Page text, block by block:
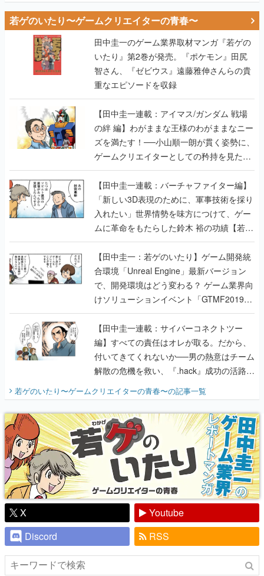
若ゲのいたり〜ゲームクリエイターの青春〜
田中圭一のゲーム業界取材マンガ『若ゲの
いたり』第2巻が発売。『ポケモン』田尻
智さん、『ゼビウス』遠藤雅伸さんらの貴
重なエピソードを収録
【田中圭一連載：アイマス/ガンダム 戦場
の絆 編】わがままな王様のわがままなニー
ズを満たす！──小山順一朗が貫く姿勢に、
ゲームクリエイターとしての矜持を見た
【若ゲのいたり最終回】
【田中圭一連載：バーチャファイター編】
「新しい3D表現のために、軍事技術を採り
入れたい」世界情勢を味方につけて、ゲー
ムに革命をもたらした鈴木 裕の功績【若ゲ
のいたり】
【田中圭一：若ゲのいたり】ゲーム開発統
合環境「Unreal Engine」最新バージョン
で、開発環境はどう変わる？ ゲーム業界向
けソリューションイベント「GTMF2019」
に行って、より理解を深めよう【PR】
【田中圭一連載：サイバーコネクトツー
編】すべての責任はオレが取る。だから、
付いてきてくれないか──男の熱意はチーム
解散の危機を救い、『.hack』成功の活路を
開く。業界の快男児・松山 洋に流れる血は
『少年ジャンプ』色だった【若ゲのいた
り】
若ゲのいたり〜ゲームクリエイターの青春〜の記事一覧
X
Youtube
Discord
RSS